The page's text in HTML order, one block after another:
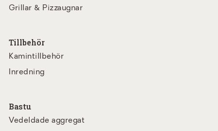
Grillar & Pizzaugnar
Tillbehör
Kamintillbehör
Inredning
Bastu
Vedeldade aggregat